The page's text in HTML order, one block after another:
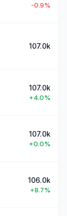
-0.9%
107.0k
107.0k
+4.0%
107.0k
+0.0%
106.0k
+8.7%